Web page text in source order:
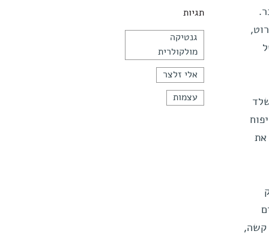
תגיות
גנטיקה
מולקולרית
אלי זלצר
עצמות
את
קשה,